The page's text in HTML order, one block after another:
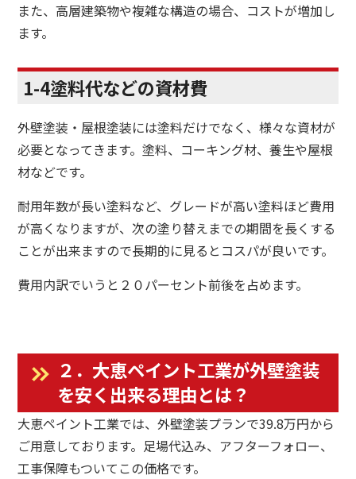
また、高層建築物や複雑な構造の場合、コストが増加し
ます。
1-4塗料代などの資材費
外壁塗装・屋根塗装には塗料だけでなく、様々な資材が
必要となってきます。塗料、コーキング材、養生や屋根
材などです。
耐用年数が長い塗料など、グレードが高い塗料ほど費用
が高くなりますが、次の塗り替えまでの期間を長くする
ことが出来ますので長期的に見るとコスパが良いです。
費用内訳でいうと２０パーセント前後を占めます。
２．大恵ペイント工業が外壁塗装
を安く出来る理由とは？
大恵ペイント工業では、外壁塗装プランで39.8万円から
ご用意しております。足場代込み、アフターフォロー、
工事保障もついてこの価格です。